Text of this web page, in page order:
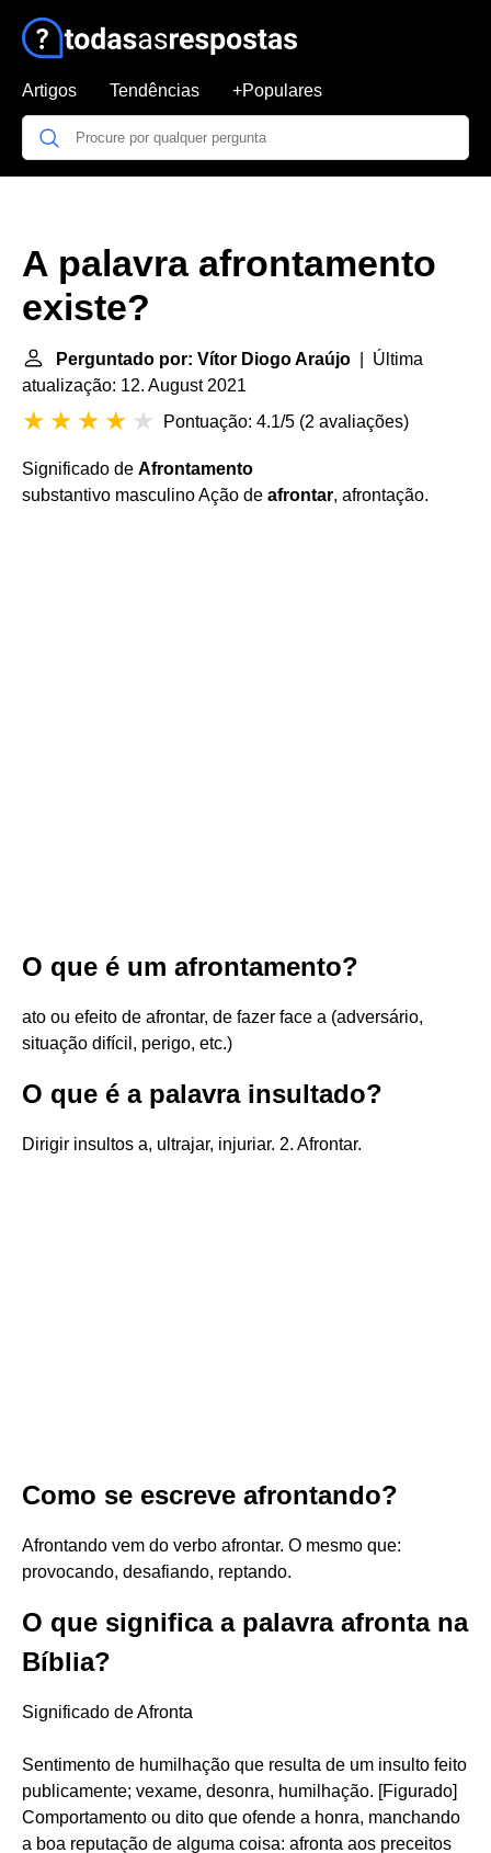
Artigos Tendências +Populares
A palavra afrontamento
existe?
Perguntado por: Vítor Diogo Araújo | Última
atualização: 12. August 2021
Pontuação: 4.1/5 (2 avaliações)
Significado de Afrontamento
substantivo masculino Ação de afrontar, afrontação.
O que é um afrontamento?
ato ou efeito de afrontar, de fazer face a (adversário,
situação difícil, perigo, etc.)
O que é a palavra insultado?
Dirigir insultos a, ultrajar, injuriar. 2. Afrontar.
Como se escreve afrontando?
Afrontando vem do verbo afrontar. O mesmo que:
provocando, desafiando, reptando.
O que significa a palavra afronta na
Bíblia?
Significado de Afronta
Sentimento de humilhação que resulta de um insulto feito
publicamente; vexame, desonra, humilhação. [Figurado]
Comportamento ou dito que ofende a honra, manchando
a boa reputação de alguma coisa: afronta aos preceitos